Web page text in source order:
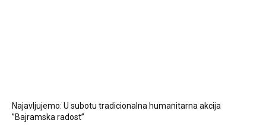
Najavljujemo: U subotu tradicionalna humanitarna akcija
”Bajramska radost”